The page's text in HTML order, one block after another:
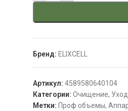
Бренд: ELIXCELL
Артикул:4589580640104
Категории: Очищение,
Метки: Проф объемы,